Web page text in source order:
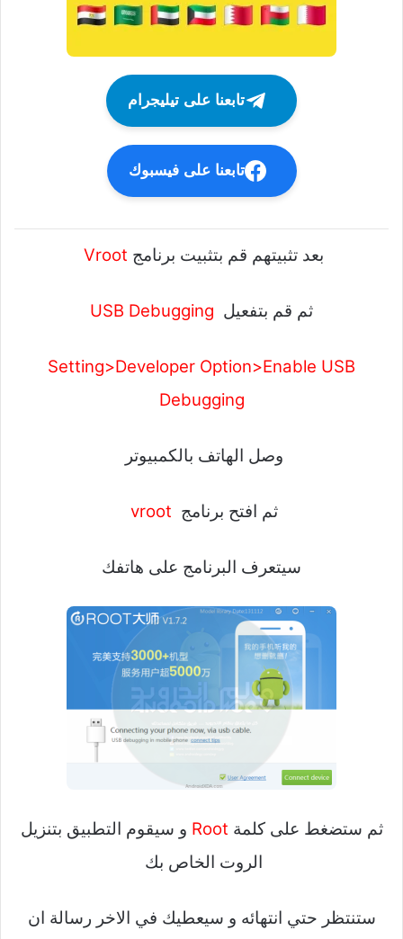
تابعنا على تيليجرام
تابعنا على فيسبوك
بعد تثبيتهم قم بتثبيت برنامج Vroot
ثم قم بتفعيل USB Debugging
Setting>Developer Option>Enable USB
Debugging
وصل الهاتف بالكمبيوتر
ثم افتح برنامج vroot
سيتعرف البرنامج على هاتفك
ثم ستضغط على كلمة Root و سيقوم التطبيق بتنزيل
الروت الخاص بك
ستنتظر حتي انتهائه و سيعطيك في الاخر رسالة ان